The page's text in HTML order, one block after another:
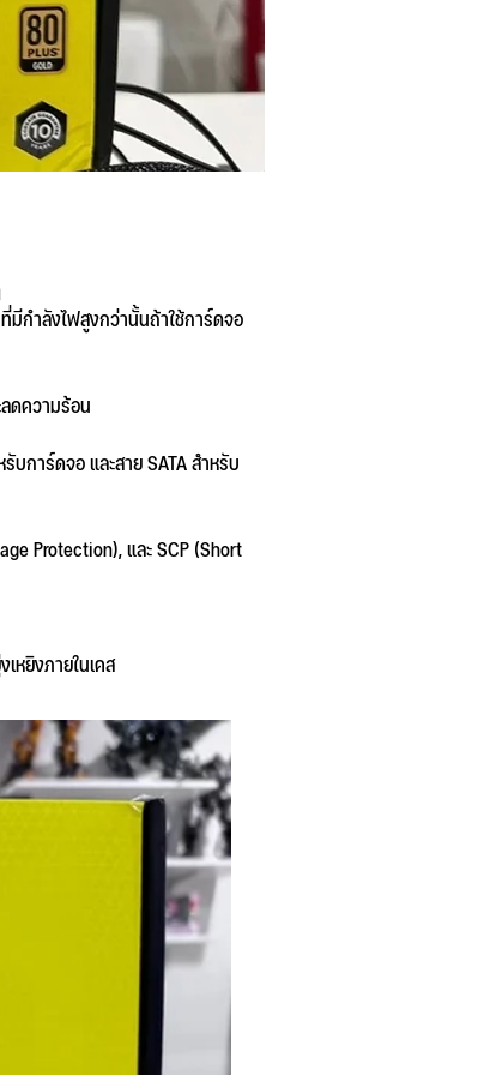
มีกำลังไฟสูงกว่านั้นถ้าใช้การ์ดจอ
ดความร้อน
การ์ดจอ และสาย SATA สำหรับ
Protection), และ SCP (Short
หยิงภายในเคส